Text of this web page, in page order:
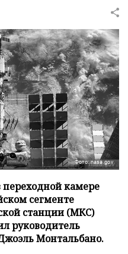
Фото: nasa.gov
переходной камере
сегменте
станции (МКС)
руководитель
Монтальбано.